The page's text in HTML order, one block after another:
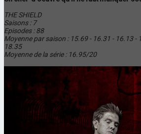
THE SHIELD
Saisons : 7
Episodes : 88
Moyenne par saison : 15.69 - 16.31 - 16.13 -
18.35
Moyenne de la série : 16.95/20